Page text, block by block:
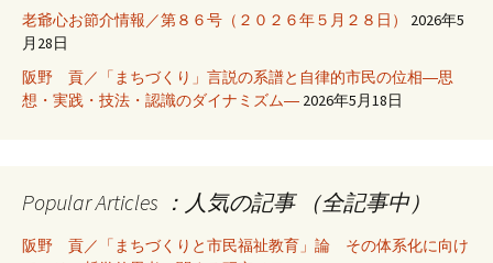
老爺心お節介情報／第８６号（２０２６年５月２８日）
2026年5
月28日
阪野 貢／「まちづくり」言説の系譜と自律的市民の位相―思
想・実践・技法・認識のダイナミズム― 2026年5月18日
Popular Articles ：人気の記事 （全記事中）
阪野 貢／「まちづくりと市民福祉教育」論 その体系化に向け